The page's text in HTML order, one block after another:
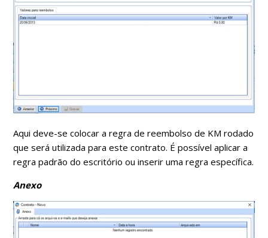
Aqui deve-se colocar a regra de reembolso de KM rodado
que será utilizada para este contrato. É possível aplicar a
regra padrão do escritório ou inserir uma regra específica.
Anexo